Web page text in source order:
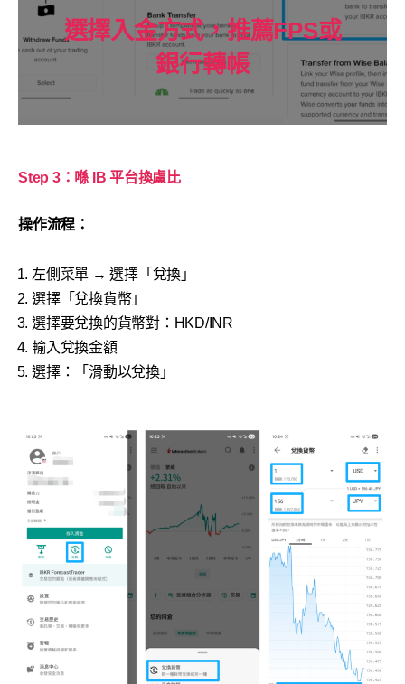
選擇入金方式，推薦FPS或
銀行轉帳
Step 3：喺 IB 平台換盧比
操作流程：
左側菜單 → 選擇「兌換」
選擇「兌換貨幣」
選擇要兌換的貨幣對：HKD/INR
輸入兌換金額
選擇：「滑動以兌換」